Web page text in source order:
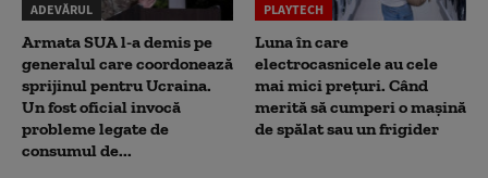
ADEVĂRUL
Armata SUA l-a demis pe
generalul care coordonează
sprijinul pentru Ucraina.
Un fost oficial invocă
probleme legate de
consumul de...
PLAYTECH
Luna în care
electrocasnicele au cele
mai mici prețuri. Când
merită să cumperi o mașină
de spălat sau un frigider